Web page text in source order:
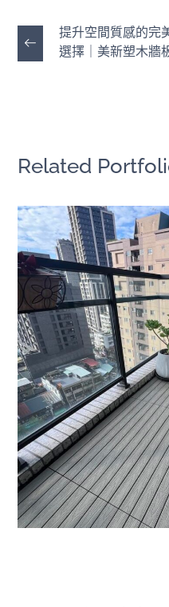
提升空間質感的完
選擇｜美新塑木牆
Related
陽台改造｜
快組地板 / 陽台露台